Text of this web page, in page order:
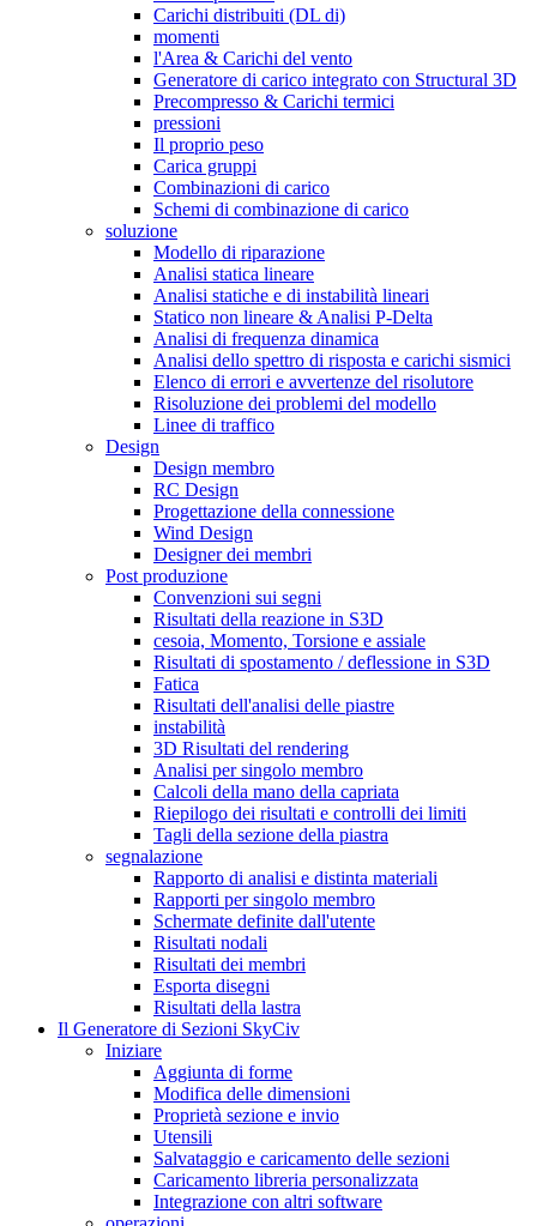
Carichi distribuiti (DL di)
momenti
l'Area & Carichi del vento
Generatore di carico integrato con Structural 3D
Precompresso & Carichi termici
pressioni
Il proprio peso
Carica gruppi
Combinazioni di carico
Schemi di combinazione di carico
soluzione
Modello di riparazione
Analisi statica lineare
Analisi statiche e di instabilità lineari
Statico non lineare & Analisi P-Delta
Analisi di frequenza dinamica
Analisi dello spettro di risposta e carichi sismici
Elenco di errori e avvertenze del risolutore
Risoluzione dei problemi del modello
Linee di traffico
Design
Design membro
RC Design
Progettazione della connessione
Wind Design
Designer dei membri
Post produzione
Convenzioni sui segni
Risultati della reazione in S3D
cesoia, Momento, Torsione e assiale
Risultati di spostamento / deflessione in S3D
Fatica
Risultati dell'analisi delle piastre
instabilità
3D Risultati del rendering
Analisi per singolo membro
Calcoli della mano della capriata
Riepilogo dei risultati e controlli dei limiti
Tagli della sezione della piastra
segnalazione
Rapporto di analisi e distinta materiali
Rapporti per singolo membro
Schermate definite dall'utente
Risultati nodali
Risultati dei membri
Esporta disegni
Risultati della lastra
Il Generatore di Sezioni SkyCiv
Iniziare
Aggiunta di forme
Modifica delle dimensioni
Proprietà sezione e invio
Utensili
Salvataggio e caricamento delle sezioni
Caricamento libreria personalizzata
Integrazione con altri software